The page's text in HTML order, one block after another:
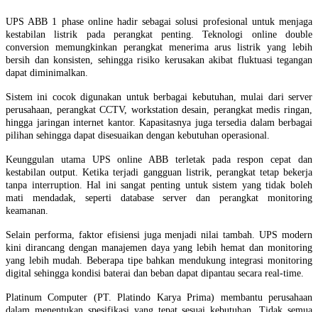
UPS ABB 1 phase online hadir sebagai solusi profesional untuk menjaga
kestabilan listrik pada perangkat penting. Teknologi online double
conversion memungkinkan perangkat menerima arus listrik yang lebih
bersih dan konsisten, sehingga risiko kerusakan akibat fluktuasi tegangan
dapat diminimalkan.
Sistem ini cocok digunakan untuk berbagai kebutuhan, mulai dari server
perusahaan, perangkat CCTV, workstation desain, perangkat medis ringan,
hingga jaringan internet kantor. Kapasitasnya juga tersedia dalam berbagai
pilihan sehingga dapat disesuaikan dengan kebutuhan operasional.
Keunggulan utama UPS online ABB terletak pada respon cepat dan
kestabilan output. Ketika terjadi gangguan listrik, perangkat tetap bekerja
tanpa interruption. Hal ini sangat penting untuk sistem yang tidak boleh
mati mendadak, seperti database server dan perangkat monitoring
keamanan.
Selain performa, faktor efisiensi juga menjadi nilai tambah. UPS modern
kini dirancang dengan manajemen daya yang lebih hemat dan monitoring
yang lebih mudah. Beberapa tipe bahkan mendukung integrasi monitoring
digital sehingga kondisi baterai dan beban dapat dipantau secara real-time.
Platinum Computer (PT. Platindo Karya Prima) membantu perusahaan